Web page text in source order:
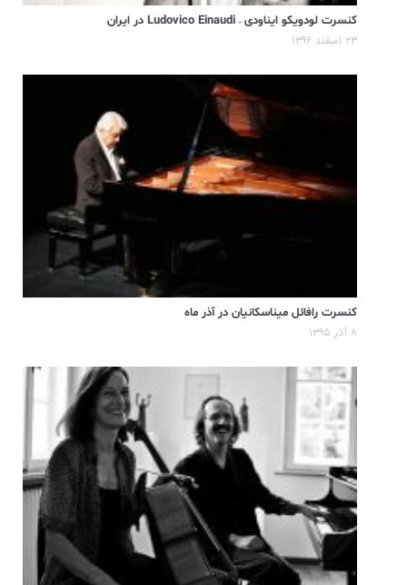
کنسرت لودویکو ایناودی – Ludovico Einaudi در ایران
۲۳ اسفند ۱۳۹۶
کنسرت رافائل میناسکانیان در آذر ماه
۸ آذر ۱۳۹۵